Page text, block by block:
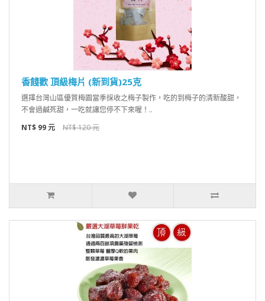
香餞歡 頂級梅片 (新到貨)25克
選擇台灣山區優質梅園當季採收之梅子製作，吃的到梅子的清新酸甜，
不會過鹹死甜，一吃就讓您停不下來喔！..
NT$ 99 元
NT$ 120 元